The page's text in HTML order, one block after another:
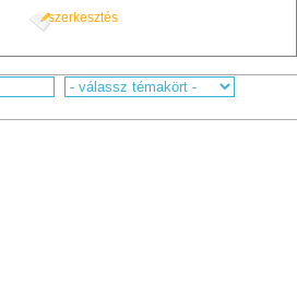
szerkesztés